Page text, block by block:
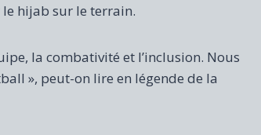
hijab sur le terrain.
la combativité et l’inclusion. Nous
», peut-on lire en légende de la